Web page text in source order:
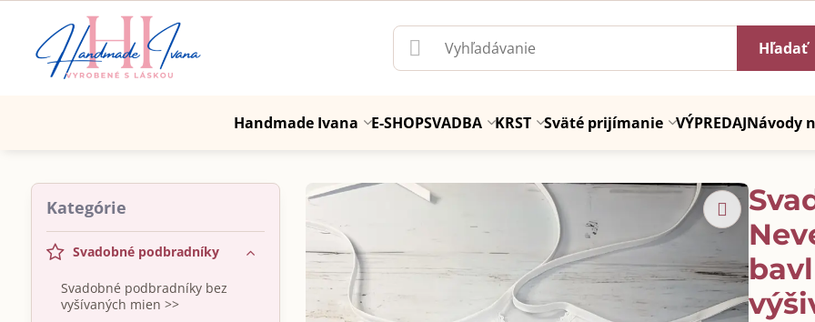
Hľadať
Handmade Ivana E-SHOPSVADBA KRST Sväté prijímanie VÝPREDAJNávody
Kategórie
Svadobné podbradníky
Svadobné podbradníky bez
vyšívaných mien >>